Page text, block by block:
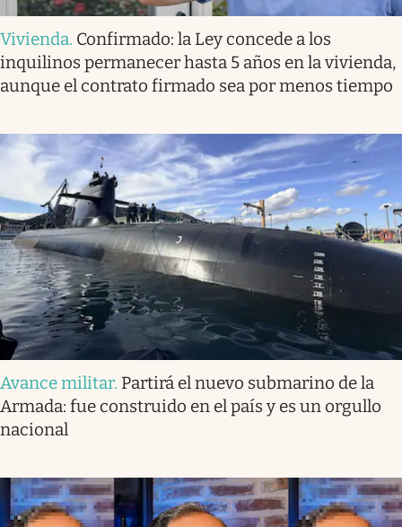
Vivienda. Confirmado: la Ley concede a los
inquilinos permanecer hasta 5 años en la vivienda,
aunque el contrato firmado sea por menos tiempo
Avance militar. Partirá el nuevo submarino de la
Armada: fue construido en el país y es un orgullo
nacional